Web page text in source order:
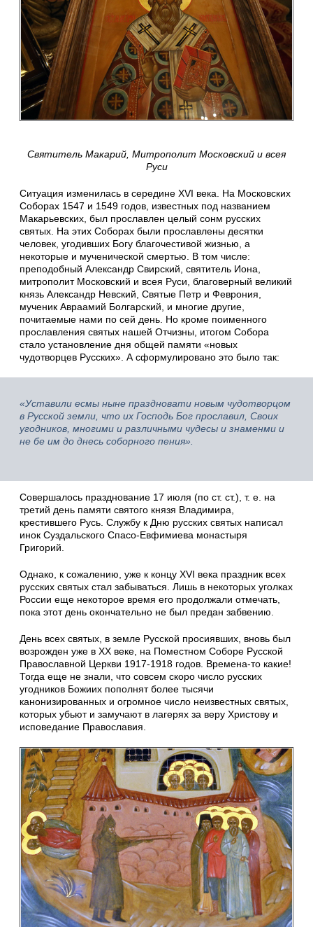
Святитель Макарий, Митрополит Московский и всея
Руси
Ситуация изменилась в середине XVI века. На Московских
Соборах 1547 и 1549 годов, известных под названием
Макарьевских, был прославлен целый сонм русских
святых. На этих Соборах были прославлены десятки
человек, угодивших Богу благочестивой жизнью, а
некоторые и мученической смертью. В том числе:
преподобный Александр Свирский, святитель Иона,
митрополит Московский и всея Руси, благоверный великий
князь Александр Невский, Святые Петр и Феврония,
мученик Авраамий Болгарский, и многие другие,
почитаемые нами по сей день. Но кроме поименного
прославления святых нашей Отчизны, итогом Собора
стало установление дня общей памяти «новых
чудотворцев Русских». А сформулировано это было так:
«Уставили есмы ныне праздновати новым чудотворцом
в Русской земли, что их Господь Бог прославил, Своих
угодников, многими и различными чудесы и знаменми и
не бе им до днесь соборного пения».
Совершалось празднование 17 июля (по ст. ст.), т. е. на
третий день памяти святого князя Владимира,
крестившего Русь. Службу к Дню русских святых написал
инок Суздальского Спасо-Евфимиева монастыря
Григорий.
Однако, к сожалению, уже к концу XVI века праздник всех
русских святых стал забываться. Лишь в некоторых уголках
России еще некоторое время его продолжали отмечать,
пока этот день окончательно не был предан забвению.
День всех святых, в земле Русской просиявших, вновь был
возрожден уже в XX веке, на Поместном Соборе Русской
Православной Церкви 1917-1918 годов. Времена-то какие!
Тогда еще не знали, что совсем скоро число русских
угодников Божиих пополнят более тысячи
канонизированных и огромное число неизвестных святых,
которых убьют и замучают в лагерях за веру Христову и
исповедание Православия.